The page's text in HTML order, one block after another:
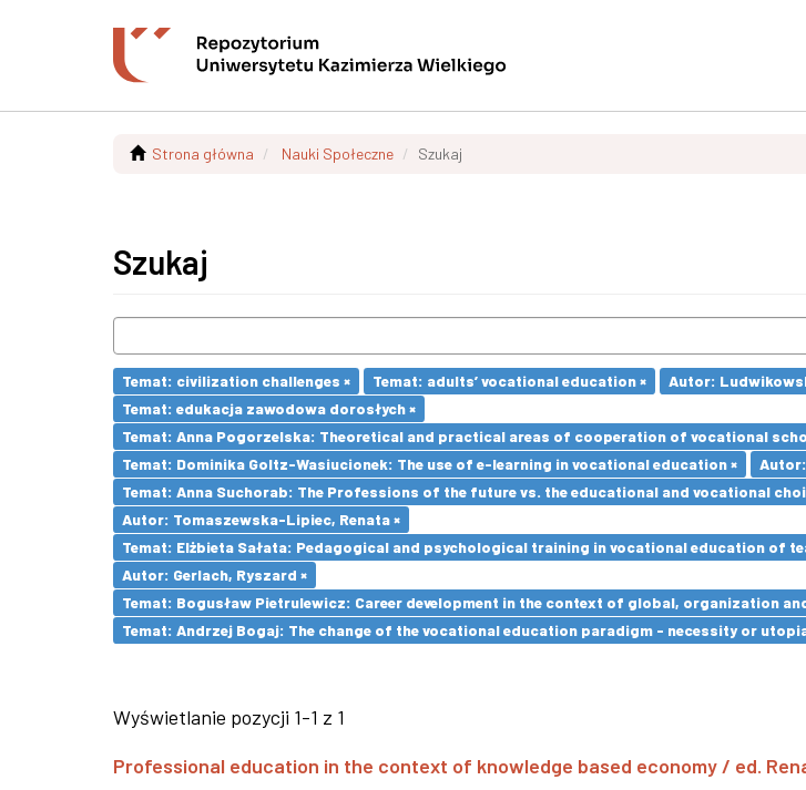
Strona główna Nauki Społeczne Szukaj
Szukaj
Temat: civilization challenges × Temat: adults’ vocational education ×
Autor:
Temat: edukacja zawodowa dorosłych ×
Temat: Anna Pogorzelska: Theoretical and practical areas of cooperation of vocational
Temat: Dominika Goltz-Wasiucionek: The use of e-learning in vocational education ×
Temat: Anna Suchorab: The Professions of the future vs. the educational and vocational
Autor: Tomaszewska-Lipiec, Renata ×
Temat: Elżbieta Sałata: Pedagogical and psychological training in vocational education of
Autor: Gerlach, Ryszard ×
Temat: Bogusław Pietrulewicz: Career development in the context of global, organization
Temat: Andrzej Bogaj: The change of the vocational education paradigm - necessity or
Wyświetlanie pozycji 1-1 z 1
Professional education in the context of knowledge based economy / ed.